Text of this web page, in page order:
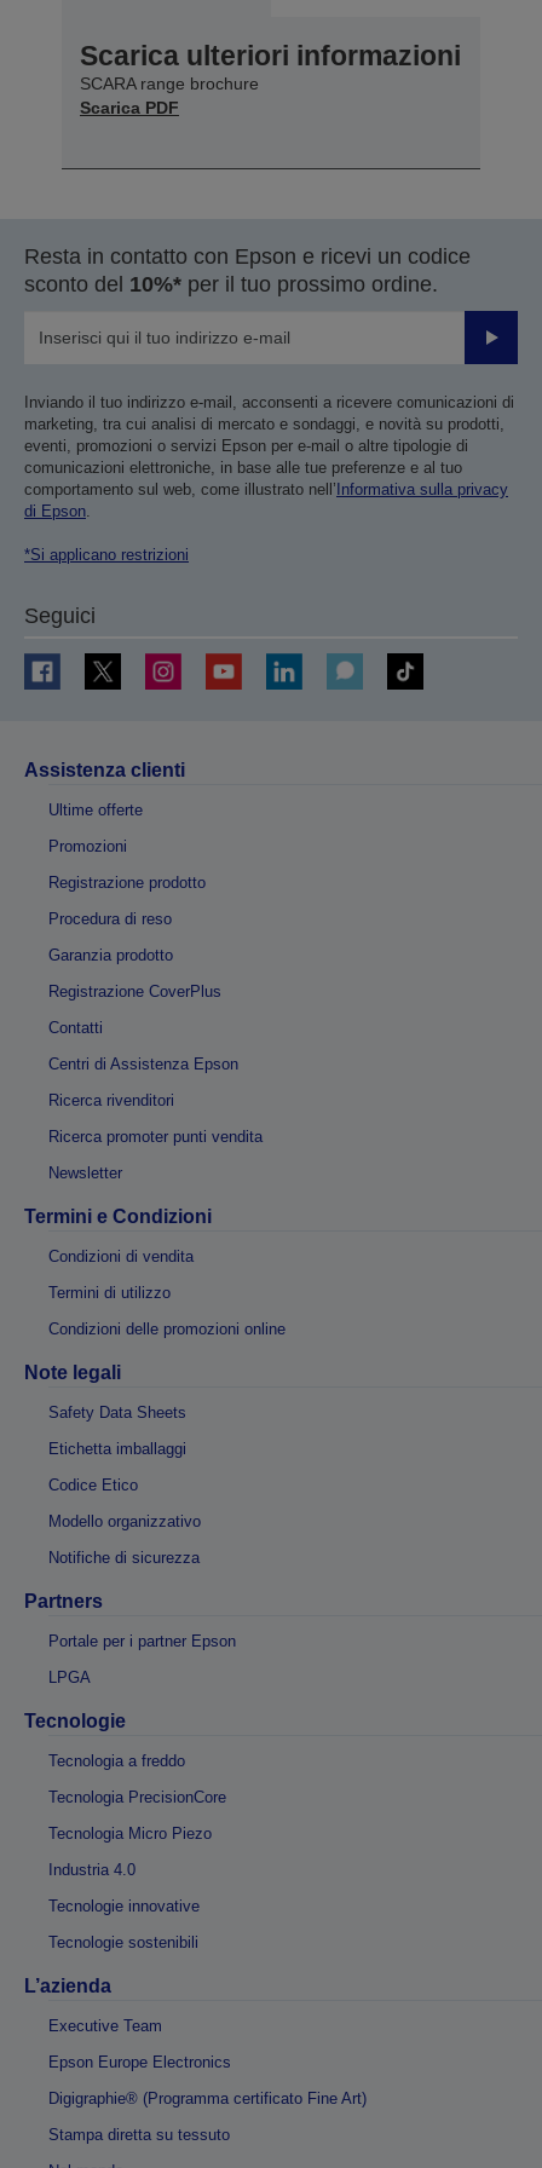
Scarica ulteriori informazioni
SCARA range brochure
Scarica PDF
Resta in contatto con Epson e ricevi un codice
sconto del 10%* per il tuo prossimo ordine.
Invia
Inviando il tuo indirizzo e-mail, acconsenti a ricevere comunicazioni di
marketing, tra cui analisi di mercato e sondaggi, e novità su prodotti,
eventi, promozioni o servizi Epson per e-mail o altre tipologie di
comunicazioni elettroniche, in base alle tue preferenze e al tuo
comportamento sul web, come illustrato nell’ Informativa sulla privacy
di Epson
*Si applicano restrizioni
Seguici
Assistenza clienti
Ultime offerte
Promozioni
Registrazione prodotto
Procedura di reso
Garanzia prodotto
Registrazione CoverPlus
Contatti
Centri di Assistenza Epson
Ricerca rivenditori
Ricerca promoter punti vendita
Newsletter
Termini e Condizioni
Condizioni di vendita
Termini di utilizzo
Condizioni delle promozioni online
Note legali
Safety Data Sheets
Etichetta imballaggi
Codice Etico
Modello organizzativo
Notifiche di sicurezza
Partners
Portale per i partner Epson
LPGA
Tecnologie
Tecnologia a freddo
Tecnologia PrecisionCore
Tecnologia Micro Piezo
Industria 4.0
Tecnologie innovative
Tecnologie sostenibili
L’azienda
Executive Team
Epson Europe Electronics
Digigraphie® (Programma certificato Fine Art)
Stampa diretta su tessuto